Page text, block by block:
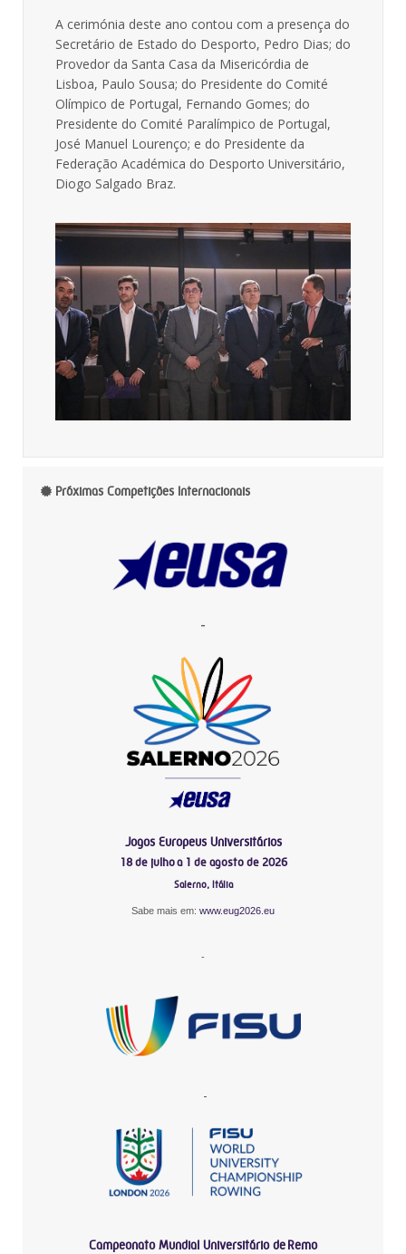
A cerimónia deste ano contou com a presença do
Secretário de Estado do Desporto, Pedro Dias; do
Provedor da Santa Casa da Misericórdia de
Lisboa, Paulo Sousa; do Presidente do Comité
Olímpico de Portugal, Fernando Gomes; do
Presidente do Comité Paralímpico de Portugal,
José Manuel Lourenço; e do Presidente da
Federação Académica do Desporto Universitário,
Diogo Salgado Braz.
Próximas Competições Internacionais
-
Jogos Europeus Universitários
18 de julho a 1 de agosto de 2026
Salerno, Itália
Sabe mais em: www.eug2026.eu
-
-
Campeonato Mundial Universitário de Remo